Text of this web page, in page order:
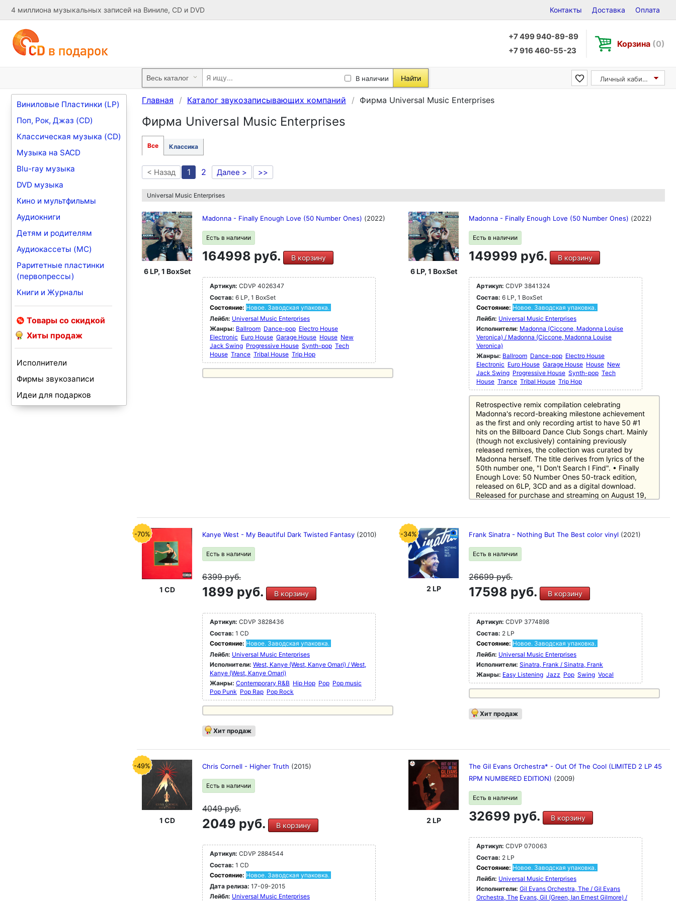
4 миллиона музыкальных записей на Виниле, CD и DVD Контакты Доставка Оплата
+7 499 940-89-89
+7 916 460-55-23
Корзина (0)
В наличии Найти Личный кабинет
Виниловые Пластинки (LP)
Поп, Рок, Джаз (CD)
Классическая музыка (CD)
Музыка на SACD
Blu-ray музыка
DVD музыка
Кино и мультфильмы
Аудиокниги
Детям и родителям
Аудиокассеты (MC)
Раритетные пластинки
(первопрессы)
Книги и Журналы
Товары со скидкой
Хиты продаж
Исполнители
Фирмы звукозаписи
Идеи для подарков
Главная Каталог звукозаписывающих компаний Фирма Universal Music Enterprises
Фирма Universal Music Enterprises
Все Классика
< Назад 1 2 Далее > >>
Universal Music Enterprises
6 LP, 1 BoxSet
Madonna - Finally Enough Love (50 Number Ones) (2022)
Есть в наличии
164998 руб. В корзину
Артикул: CDVP 4026347
Состав: 6 LP, 1 BoxSet
Состояние: Новое. Заводская упаковка.
Лейбл: Universal Music Enterprises
Жанры: Ballroom Dance-pop Electro House
Electronic Euro House Garage House House New
Jack Swing Progressive House Synth-pop Tech
House Trance Tribal House Trip Hop
6 LP, 1 BoxSet
Madonna - Finally Enough Love (50 Number Ones) (2022)
Есть в наличии
149999 руб. В корзину
Артикул: CDVP 3841324
Состав: 6 LP, 1 BoxSet
Состояние: Новое. Заводская упаковка.
Лейбл: Universal Music Enterprises
Исполнители: Madonna (Ciccone, Madonna Louise
Veronica) / Madonna (Ciccone, Madonna Louise
Veronica)
Жанры: Ballroom Dance-pop Electro House
Electronic Euro House Garage House House New
Jack Swing Progressive House Synth-pop Tech
House Trance Tribal House Trip Hop
Retrospective remix compilation celebrating
Madonna's record-breaking milestone achievement
as the first and only recording artist to have 50 #1
hits on the Billboard Dance Club Songs chart. Mainly
(though not exclusively) containing previously
released remixes, the collection was curated by
Madonna herself. The title derives from lyrics of the
50th number one, "I Don't Search I Find". • Finally
Enough Love: 50 Number Ones 50-track edition,
released on 6LP, 3CD and as a digital download.
Released for purchase and streaming on August 19,
purchase on August 19, 2022. On the cover art of "50
Number Ones" releases, her 50th number one entry
"I Don't Search I Find" is missed out in the text
background, which consists of all her other number-
The record cover of it, however, is included in her
sunglasses reflection.
-70%
1 CD
Kanye West - My Beautiful Dark Twisted Fantasy (2010)
Есть в наличии
6399руб.
1899 руб. В корзину
Артикул: CDVP 3828436
Состав: 1 CD
Состояние: Новое. Заводская упаковка.
Лейбл: Universal Music Enterprises
Исполнители: West, Kanye (West, Kanye Omari) / West,
Kanye (West, Kanye Omari)
Жанры: Contemporary R&B Hip Hop Pop Pop music
Pop Punk Pop Rap Pop Rock
Хит продаж
-34%
2 LP
Frank Sinatra - Nothing But The Best color vinyl (2021)
Есть в наличии
26699руб.
17598 руб. В корзину
Артикул: CDVP 3774898
Состав: 2 LP
Состояние: Новое. Заводская упаковка.
Лейбл: Universal Music Enterprises
Исполнители: Sinatra, Frank / Sinatra, Frank
Жанры: Easy Listening Jazz Pop Swing Vocal
Хит продаж
-49%
1 CD
Chris Cornell - Higher Truth (2015)
Есть в наличии
4049руб.
2049 руб. В корзину
Артикул: CDVP 2884544
Состав: 1 CD
Состояние: Новое. Заводская упаковка.
Дата релиза: 17-09-2015
Лейбл: Universal Music Enterprises
2 LP
The Gil Evans Orchestra* - Out Of The Cool (LIMITED 2 LP 45
RPM NUMBERED EDITION) (2009)
Есть в наличии
32699 руб. В корзину
Артикул: CDVP 070063
Состав: 2 LP
Состояние: Новое. Заводская упаковка.
Лейбл: Universal Music Enterprises
Исполнители: Gil Evans Orchestra, The / Gil Evans
Orchestra, The Evans, Gil (Green, Ian Ernest Gilmore) /